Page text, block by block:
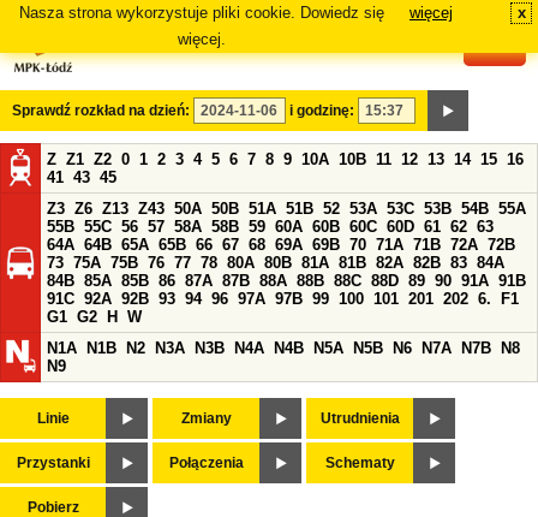
Nasza strona wykorzystuje pliki cookie. Dowiedz się
więcej.
więcej x
Sprawdź rozkład na dzień: i godzinę:
Z Z1 Z2 0 1 2 3 4 5 6 7 8 9 10A 10B 11 12 13 14 15 16
41 43 45
Z3 Z6 Z13 Z43 50A 50B 51A 51B 52 53A 53C 53B 54B 55A
55B 55C 56 57 58A 58B 59 60A 60B 60C 60D 61 62 63
64A 64B 65A 65B 66 67 68 69A 69B 70 71A 71B 72A 72B
73 75A 75B 76 77 78 80A 80B 81A 81B 82A 82B 83 84A
84B 85A 85B 86 87A 87B 88A 88B 88C 88D 89 90 91A 91B
91C 92A 92B 93 94 96 97A 97B 99 100 101 201 202 6.
F1
G1 G2 H
W
N1A
N1B N2 N3A N3B N4A N4B N5A N5B N6 N7A N7B
N8
N9
Linie Zmiany Utrudnienia
Przystanki Połączenia Schematy
Pobierz